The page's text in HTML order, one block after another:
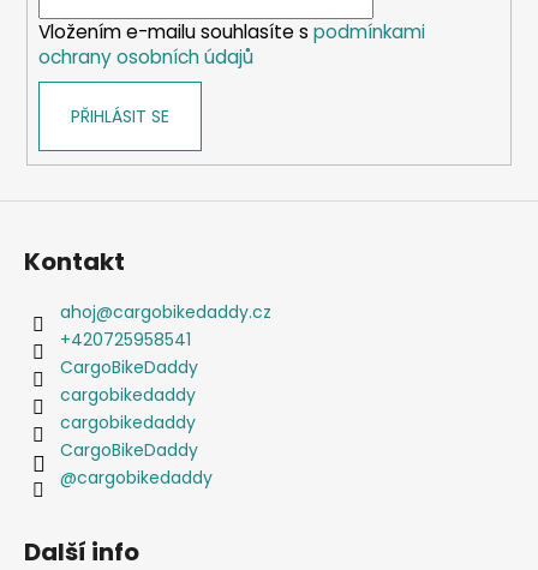
Vložením e-mailu souhlasíte s podmínkami
ochrany osobních údajů
PŘIHLÁSIT SE
Kontakt
ahoj@cargobikedaddy.cz
+420725958541
CargoBikeDaddy
cargobikedaddy
cargobikedaddy
CargoBikeDaddy
@cargobikedaddy
Další info